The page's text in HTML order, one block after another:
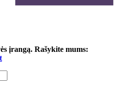
įrangą. Rašykite mums: